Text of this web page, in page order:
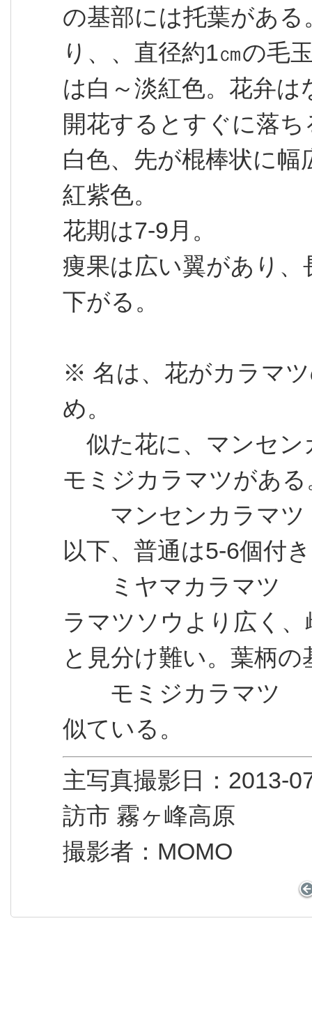
の基部には托葉があ
り、、直径約1㎝の毛
は白～淡紅色。花弁
開花するとすぐに落
白色、先が棍棒状に
紅紫色。
花期は7-9月。
痩果は広い翼があり
下がる。
※ 名は、花がカラマ
め。
似た花に、マンセン
モミジカラマツがある
マンセンカラマツ
以下、普通は5-6個付
ミヤマカラマツ ：
ラマツソウより広く
と見分け難い。葉柄
モミジカラマツ ：
似ている。
主写真撮影日：
訪市 霧ヶ峰高原
撮影者：MOMO